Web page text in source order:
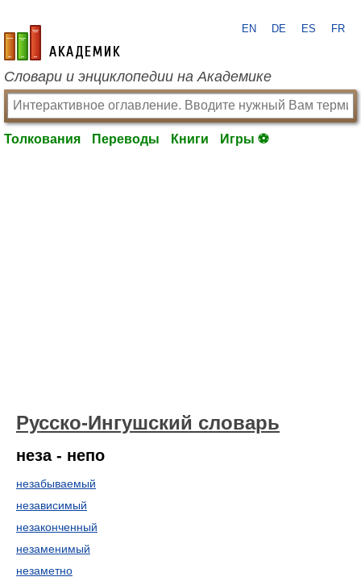
academic.ru
EN DE ES FR
Словари и энциклопедии на Академике
Толкования Переводы Книги Игры ⚽
Русско-Ингушский словарь
неза - непо
незабываемый
независимый
незаконченный
незаменимый
незаметно